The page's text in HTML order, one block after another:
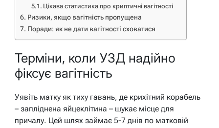
Цікава статистика про криптичні вагітності
Ризики, якщо вагітність пропущена
Поради: як не дати вагітності сховатися
Терміни, коли УЗД надійно
фіксує вагітність
Уявіть матку як тиху гавань, де крихітний корабель
– запліднена яйцеклітина – шукає місце для
причалу. Цей шлях займає 5-7 днів по матковій